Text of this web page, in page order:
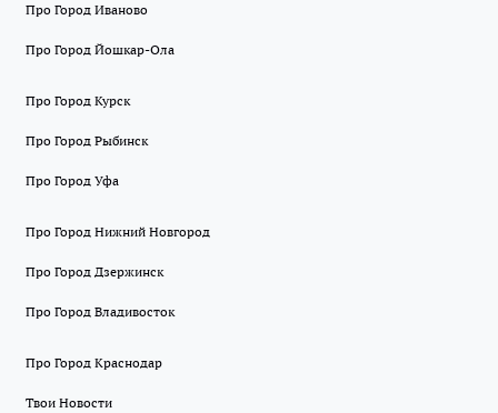
Про Город Иваново
Про Город Йошкар-Ола
Про Город Курск
Про Город Рыбинск
Про Город Уфа
Про Город Нижний Новгород
Про Город Дзержинск
Про Город Владивосток
Про Город Краснодар
Твои Новости